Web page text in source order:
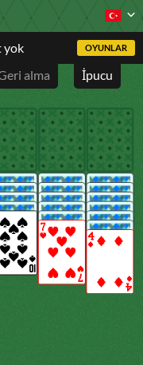
yok OYUNLAR
alma İpucu